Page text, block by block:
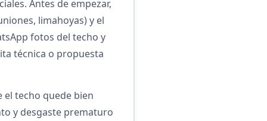
Antes de empezar,
limahoyas) y el
fotos del techo y
técnica o propuesta
el techo quede bien
y desgaste prematuro